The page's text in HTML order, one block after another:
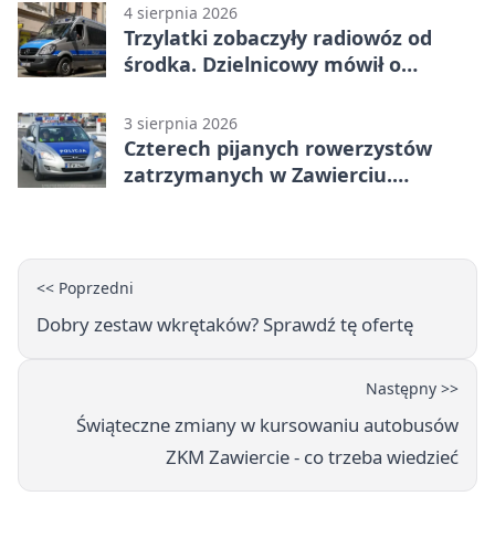
4 sierpnia 2026
Trzylatki zobaczyły radiowóz od
środka. Dzielnicowy mówił o
3 sierpnia 2026
Czterech pijanych rowerzystów
zatrzymanych w Zawierciu.
<< Poprzedni
Dobry zestaw wkrętaków? Sprawdź tę ofertę
Następny >>
Świąteczne zmiany w kursowaniu autobusów
ZKM Zawiercie - co trzeba wiedzieć